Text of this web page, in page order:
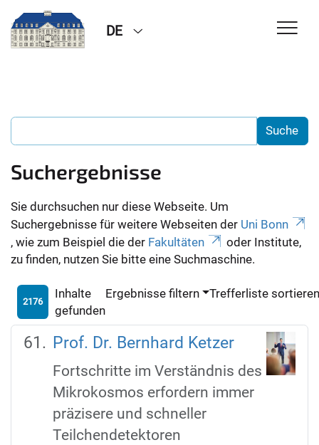
DE
Suchergebnisse
Sie durchsuchen nur diese Webseite. Um
Suchergebnisse für weitere Webseiten der Uni Bonn
, wie zum Beispiel die der Fakultäten
oder Institute,
zu finden, nutzen Sie bitte eine Suchmaschine.
2176
Inhalte
gefunden
Ergebnisse filtern Trefferliste
Prof. Dr. Bernhard Ketzer
Fortschritte im Verständnis des
Mikrokosmos erfordern immer
präzisere und schneller
Teilchendetektoren